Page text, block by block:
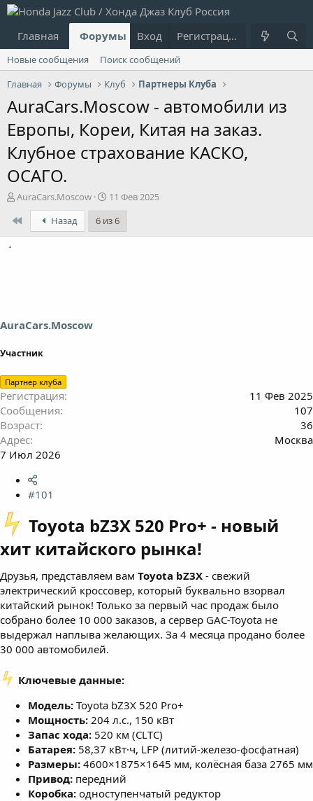
Главная Форумы Что нового?
Вход Регистрация
Новые сообщения
Поиск сообщений
Главная
Форумы Клуб Партнеры Клуба
AuraCars.Moscow - автомобили из
Европы, Кореи, Китая на заказ.
Клубное страхование КАСКО,
ОСАГО.
А
т
о
AuraCars.Moscow
Д
т
а
11 Фев 2025
Назад 6 из 6
AuraCars.Moscow
Участник
Партнер клуба
Регистрация
11 Фев 2025
Сообщения
107
Возраст
36
Адрес
Москва
7 Июл 2026
#101
️ Toyota bZ3X 520 Pro+ - новый
хит китайского рынка!​
Друзья, представляем вам Toyota bZ3X - свежий
электрический кроссовер, который буквально взорвал
китайский рынок! Только за первый час продаж было
собрано более 10 000 заказов, а сервер GAC-Toyota не
выдержал наплыва желающих. За 4 месяца продано более
30 000 автомобилей.
️ Ключевые данные:
Модель: Toyota bZ3X 520 Pro+
Мощность: 204 л.с., 150 кВт
Запас хода: 520 км (CLTC)
Батарея: 58,37 кВт·ч, LFP (литий-железо-фосфатная)
Размеры: 4600×1875×1645 мм, колёсная база 2765 мм
Привод: передний
Коробка: одноступенчатый редуктор